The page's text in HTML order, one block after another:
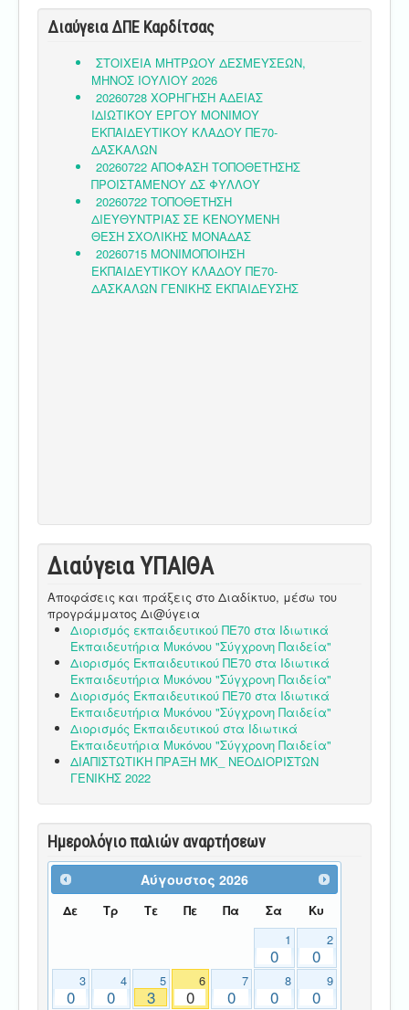
Διαύγεια ΔΠΕ Καρδίτσας
Διαύγεια ΥΠΑΙΘA
Αποφάσεις και πράξεις στο Διαδίκτυο, μέσω του
προγράμματος Δι@ύγεια
Διορισμός εκπαιδευτικού ΠΕ70 στα Ιδιωτικά
Εκπαιδευτήρια Μυκόνου "Σύγχρονη Παιδεία"
Διορισμός Εκπαιδευτικού ΠΕ70 στα Ιδιωτικά
Εκπαιδευτήρια Μυκόνου "Σύγχρονη Παιδεία"
Διορισμός Εκπαιδευτικού ΠΕ70 στα Ιδιωτικά
Εκπαιδευτήρια Μυκόνου "Σύγχρονη Παιδεία"
Διορισμός Εκπαιδευτικού στα Ιδιωτικά
Εκπαιδευτήρια Μυκόνου "Σύγχρονη Παιδεία"
ΔΙΑΠΙΣΤΩΤΙΚΗ ΠΡΑΞΗ ΜΚ_ ΝΕΟΔΙΟΡΙΣΤΩΝ
ΓΕΝΙΚΗΣ 2022
Ημερολόγιο παλιών αναρτήσεων
Αύγουστος 2026
Δε Τρ Τε Πε Πα Σα Κυ
1
0
2
0
3
0
4
0
5
3
6
0
7
0
8
0
9
0